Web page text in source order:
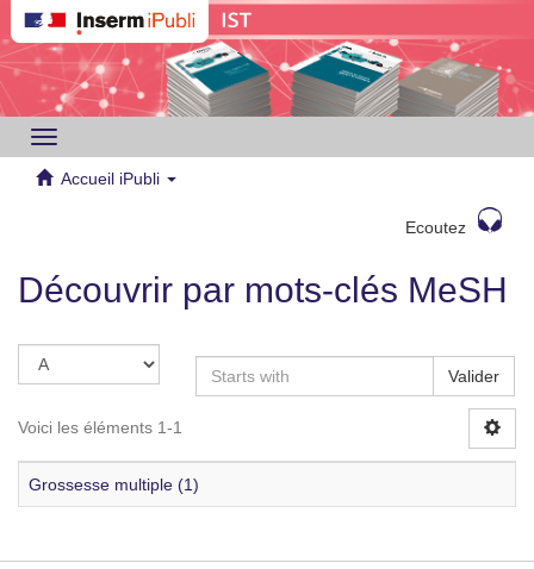
Toggle
navigation
Accueil iPubli
Ecoutez
Découvrir par mots-clés MeSH
Valider
Voici les éléments 1-1
Grossesse multiple (1)